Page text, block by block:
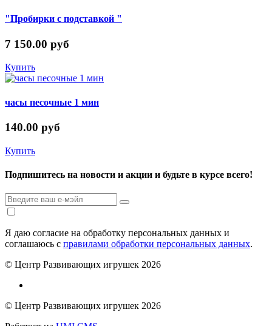
"Пробирки с подставкой "
7 150.00 руб
Купить
часы песочные 1 мин
140.00 руб
Купить
Подпишитесь на новости и акции и будьте в курсе всего!
Я даю согласие на обработку персональных данных и
соглашаюсь с правилами обработки персональных данных.
© Центр Развивающих игрушек 2026
© Центр Развивающих игрушек 2026